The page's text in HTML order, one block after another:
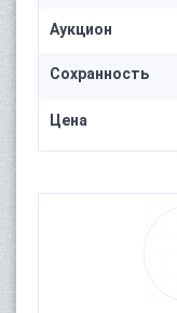
Аукцион
Сохранность
Цена